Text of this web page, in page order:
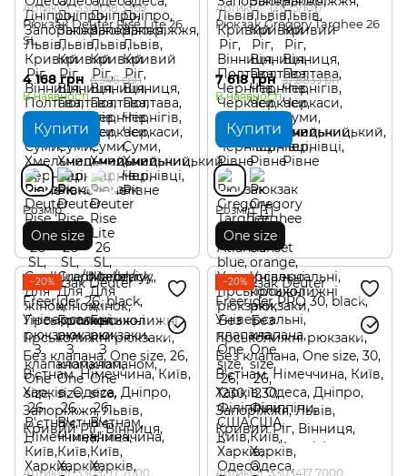
Артикул: 3301018 3369
Рюкзак Deuter Rise Lite 26
SL
4 168 грн 6 946 грн
В наявності
Купити
Розмір
One size
Артикул: 121125/1017
Рюкзак Gregory Targhee 26
7 618 грн 10 883 грн
В наявності
Купити
Розмір
One size
−20%
Артикул: 3303217 7000
−20%
Артикул: 3303417 7000